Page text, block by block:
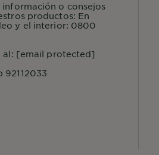
información o consejos
productos: En
y el interior: 0800
al: [email protected]
92112033